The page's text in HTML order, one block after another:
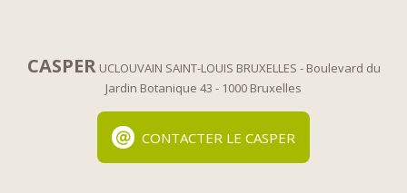
CASPER UCLOUVAIN SAINT-LOUIS BRUXELLES - Boulevard du
Jardin Botanique 43 - 1000 Bruxelles
CONTACTER LE CASPER